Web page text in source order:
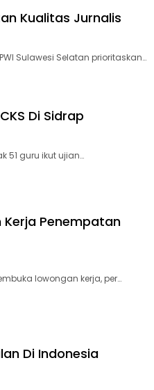
Kualitas Jurnalis
PWI Sulawesi Selatan prioritaskan…
Di Sidrap
51 guru ikut ujian…
Penempatan
lowongan kerja, per…
Di Indonesia